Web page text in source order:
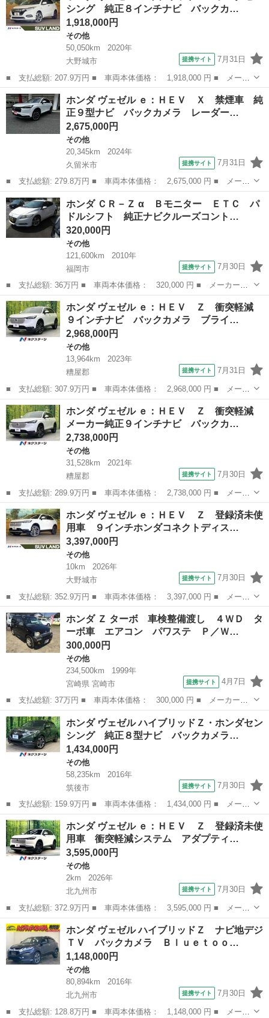
イヤレス...
シング 純正８インチナビ バックカ…
1,918,000円
その他
50,050km
2020年
大野城市
提携サイト 7月31日
■ 支払総額: 207.9万円 ■ 車両本体価格： 1,918,000 円 ■ メーカ
ー名： ホンダ ■ 車種名： ヴェゼル ■ グレード名： ハイブリ
ッドＺ・ホンダセンシング 純正８インチナビ バックカメラ ホン
ダセンシ...
福岡 大野城市 その他
ホンダ ヴェゼル ｅ：ＨＥＶ Ｘ 禁煙車 純
正９型ナビ バックカメラ レーダー…
2,675,000円
その他
20,345km
2024年
久留米市
提携サイト 7月31日
■ 支払総額: 279.8万円 ■ 車両本体価格： 2,675,000 円 ■ メーカ
ー名： ホンダ ■ 車種名： ヴェゼル ■ グレード名： ｅ：ＨＥ
Ｖ Ｘ 禁煙車 純正９型ナビ バックカメラ レーダークルーズ
前後ドラ...
福岡 久留米市 その他
ホンダ ＣＲ－Ｚ α Ｂモニター ＥＴＣ パ
ドルシフト 純正ナビクルーズコント…
320,000円
その他
121,600km
2010年
福岡市
提携サイト 7月30日
■ 支払総額: 36万円 ■ 車両本体価格： 320,000 円 ■ メーカー
名： ホンダ ■ 車種名： ＣＲ－Ｚ ■ グレード名： α Ｂモニタ
ー ＥＴＣ パドルシフト 純正ナビクルーズコントロール 整備手
帳、取説 ■ ...
福岡 福岡市 その他
ホンダ ヴェゼル ｅ：ＨＥＶ Ｚ 衝突軽減
９インチナビ バックカメラ ブライ…
2,968,000円
その他
13,964km
2023年
糟屋郡
提携サイト 7月31日
■ 支払総額: 307.9万円 ■ 車両本体価格： 2,968,000 円 ■ メーカ
ー名： ホンダ ■ 車種名： ヴェゼル ■ グレード名： ｅ：ＨＥ
Ｖ Ｚ 衝突軽減 ９インチナビ バックカメラ ブラインドスポッ
ト 禁煙...
福岡 糟屋郡 その他
ホンダ ヴェゼル ｅ：ＨＥＶ Ｚ 衝突軽減
メーカー純正９インチナビ バックカ…
2,738,000円
その他
31,528km
2021年
糟屋郡
提携サイト 7月30日
■ 支払総額: 289.9万円 ■ 車両本体価格： 2,738,000 円 ■ メーカ
ー名： ホンダ ■ 車種名： ヴェゼル ■ グレード名： ｅ：ＨＥ
Ｖ Ｚ 衝突軽減 メーカー純正９インチナビ バックカメラ ブラ
インドス...
福岡 糟屋郡 その他
ホンダ ヴェゼル ｅ：ＨＥＶ Ｚ 登録済未使
用車 ９インチホンダコネクトディス…
3,397,000円
その他
10km
2026年
大野城市
提携サイト 7月30日
■ 支払総額: 352.9万円 ■ 車両本体価格： 3,397,000 円 ■ メーカ
ー名： ホンダ ■ 車種名： ヴェゼル ■ グレード名： ｅ：ＨＥ
Ｖ Ｚ 登録済未使用車 ９インチホンダコネクトディスプレイ 全
周囲カメ...
福岡 大野城市 その他
ホンダ Ｚ ターボ 車検整備渡し ４ＷＤ タ
ーボ車 エアコン パワステ Ｐ／Ｗ…
300,000円
その他
234,500km
1999年
宮崎県 宮崎市
提携サイト 4月7日
■ 支払総額: 37万円 ■ 車両本体価格： 300,000 円 ■ メーカー
名： ホンダ ■ 車種名： Ｚ ■ グレード名： ターボ 車検整備
渡し ４ＷＤ ターボ車 エアコン パワステ Ｐ／Ｗ タイミング
Ｂ交換済 純正ア...
宮崎 宮崎市 その他
ホンダ ヴェゼル ハイブリッドＺ・ホンダセン
シング 純正８型ナビ バックカメラ…
1,434,000円
その他
58,235km
2016年
筑後市
提携サイト 7月30日
■ 支払総額: 159.9万円 ■ 車両本体価格： 1,434,000 円 ■ メーカ
ー名： ホンダ ■ 車種名： ヴェゼル ■ グレード名： ハイブリ
ッドＺ・ホンダセンシング 純正８型ナビ バックカメラ ホンダセ
ンシング...
福岡 筑後市 その他
ホンダ ヴェゼル ｅ：ＨＥＶ Ｚ 登録済未使
用車 衝突軽減システム アダプティ…
3,595,000円
その他
2km
2026年
北九州市
提携サイト 7月30日
■ 支払総額: 372.9万円 ■ 車両本体価格： 3,595,000 円 ■ メーカ
ー名： ホンダ ■ 車種名： ヴェゼル ■ グレード名： ｅ：ＨＥ
Ｖ Ｚ 登録済未使用車 衝突軽減システム アダプティブクルー
ズ 純正９...
福岡 北九州市 その他
ホンダ ヴェゼル ハイブリッドＺ ナビ地デジ
ＴＶ バックカメラ Ｂｌｕｅｔｏｏ…
1,148,000円
その他
80,894km
2016年
北九州市
提携サイト 7月30日
■ 支払総額: 128.8万円 ■ 車両本体価格： 1,148,000 円 ■ メーカ